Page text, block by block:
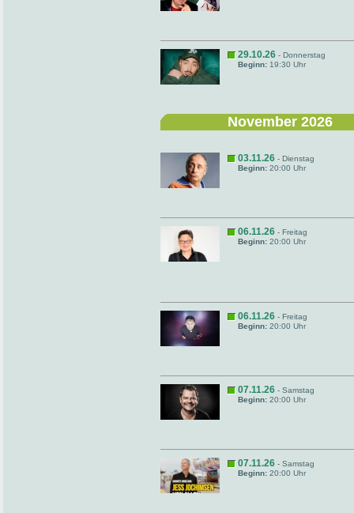
29.10.26 - Donnerstag
Beginn: 19:30 Uhr
November 2026
03.11.26 - Dienstag
Beginn: 20:00 Uhr
06.11.26 - Freitag
Beginn: 20:00 Uhr
06.11.26 - Freitag
Beginn: 20:00 Uhr
07.11.26 - Samstag
Beginn: 20:00 Uhr
07.11.26 - Samstag
Beginn: 20:00 Uhr